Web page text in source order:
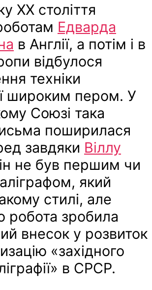
ХХ століття
Едварда
в Англії, а потім і в
відбулося
техніки
широким пером. У
Союзі така
поширилася
завдяки Віллу
не був першим чи
який
стилі, але
робота зробила
внесок у розвиток
«західного
в СРСР.